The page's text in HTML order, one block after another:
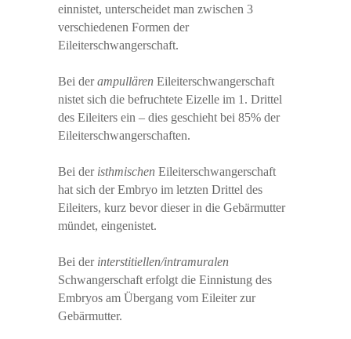
einnistet, unterscheidet man zwischen 3
verschiedenen Formen der
Eileiterschwangerschaft.
Bei derampullären Eileiterschwangerschaft
nistet sich die befruchtete Eizelle im 1. Drittel
des Eileiters ein – dies geschieht bei 85% der
Eileiterschwangerschaften.
Bei der isthmischen Eileiterschwangerschaft
hat sich der Embryo im letzten Drittel des
Eileiters, kurz bevor dieser in die Gebärmutter
mündet, eingenistet.
Bei der interstitiellen/intramuralen
Schwangerschaft erfolgt die Einnistung des
Embryos am Übergang vom Eileiter zur
Gebärmutter.